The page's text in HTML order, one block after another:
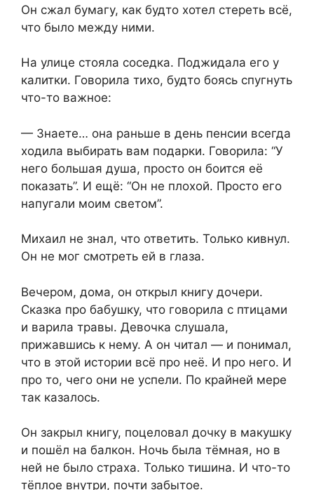
Он сжал бумагу, как будто хотел стереть всё,
что было между ними.
На улице стояла соседка. Поджидала его у
калитки. Говорила тихо, будто боясь спугнуть
что-то важное:
— Знаете… она раньше в день пенсии всегда
ходила выбирать вам подарки. Говорила: “У
него большая душа, просто он боится её
показать”. И ещё: “Он не плохой. Просто его
напугали моим светом”.
Михаил не знал, что ответить. Только кивнул.
Он не мог смотреть ей в глаза.
Вечером, дома, он открыл книгу дочери.
Сказка про бабушку, что говорила с птицами
и варила травы. Девочка слушала,
прижавшись к нему. А он читал — и понимал,
что в этой истории всё про неё. И про него. И
про то, чего они не успели. По крайней мере
так казалось.
Он закрыл книгу, поцеловал дочку в макушку
и пошёл на балкон. Ночь была тёмная, но в
ней не было страха. Только тишина. И что-то
тёплое внутри, почти забытое.